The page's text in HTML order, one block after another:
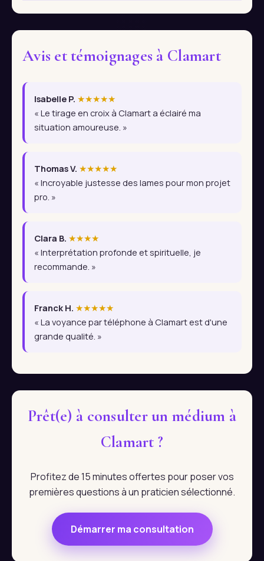
Avis et témoignages à Clamart
Isabelle P. ★★★★★
« Le tirage en croix à Clamart a éclairé ma
situation amoureuse. »
Thomas V. ★★★★★
« Incroyable justesse des lames pour mon projet
pro. »
Clara B. ★★★★
« Interprétation profonde et spirituelle, je
recommande. »
Franck H. ★★★★★
« La voyance par téléphone à Clamart est d'une
grande qualité. »
Prêt(e) à consulter un médium à
Clamart ?
Profitez de 15 minutes offertes pour poser vos
premières questions à un praticien sélectionné.
Démarrer ma consultation